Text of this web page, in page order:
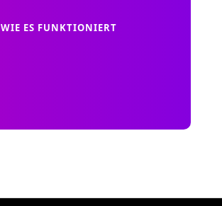
WIE ES FUNKTIONIERT